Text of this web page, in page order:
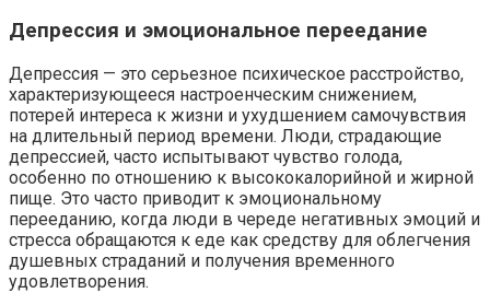
Депрессия и эмоциональное переедание
Депрессия — это серьезное психическое расстройство,
характеризующееся настроенческим снижением,
потерей интереса к жизни и ухудшением самочувствия
на длительный период времени. Люди, страдающие
депрессией, часто испытывают чувство голода,
особенно по отношению к высококалорийной и жирной
пище. Это часто приводит к эмоциональному
перееданию, когда люди в череде негативных эмоций и
стресса обращаются к еде как средству для облегчения
душевных страданий и получения временного
удовлетворения.